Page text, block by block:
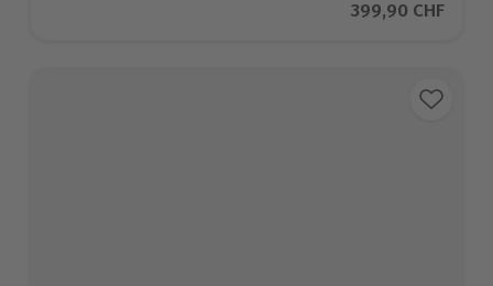
Aktueller Preis
399,90 CHF